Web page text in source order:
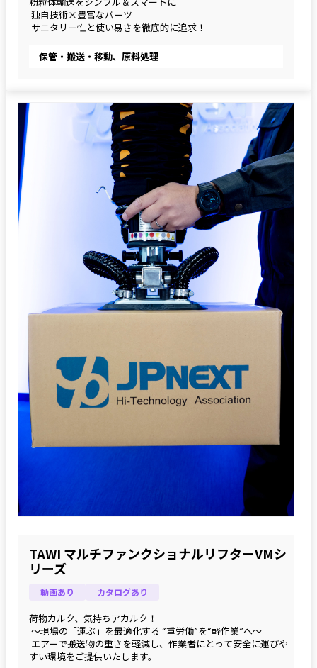
独自技術×豊富なパーツ
サニタリー性と使い易さを徹底的に追求！
保管・搬送・移動、原料処理
TAWI マルチファンクショナルリフターVMシ
リーズ
動画あり カタログあり
荷物カルク、気持ちアカルク！
～現場の「運ぶ」を最適化する “重労働”を“軽作業”へ～
エアーで搬送物の重さを軽減し、作業者にとって安全に運びや
すい環境をご提供いたします。